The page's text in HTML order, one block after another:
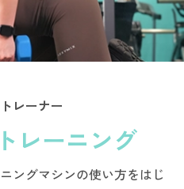
レーナー
レーニング
ングマシンの使い方をはじ